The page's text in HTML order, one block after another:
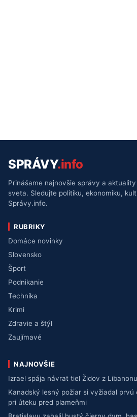
SPRÁVY.info
Prinášame najnovšie správy a
sveta. Sledujte politiku, ekonomiku,
Správy.info.
RUBRIKY
Domáce novinky
Slovensko
Šport
Podnikanie
Technika
Krimi
Zdravie a štýl
Zaujímavé
NAJNOVŠIE
Izrael spája návrat tiel Židov z
Kanadský lesný požiar si vyžiadal
pri úteku pred plameňmi